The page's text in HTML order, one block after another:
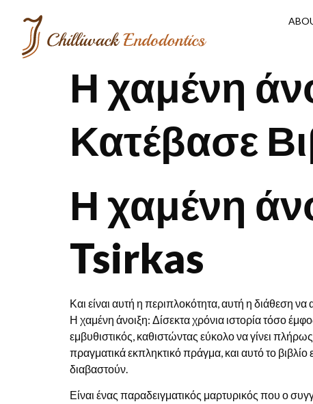
Η χαμένη
Κατέβασε
Η χαμένη
Tsirkas
Και είναι αυτή η περιπλοκότητα, αυτή η διάθεση
Η χαμένη άνοιξη: Δίσεκτα χρόνια ιστορία τόσο
εμβυθιστικός, καθιστώντας εύκολο να γίνει
πραγματικά εκπληκτικό πράγμα, και αυτό το
διαβαστούν.
Είναι ένας παραδειγματικός μαρτυρικός που ο